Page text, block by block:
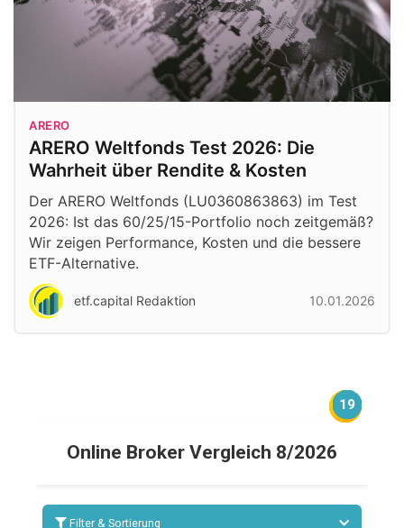
ARERO
ARERO Weltfonds Test 2026: Die
Wahrheit über Rendite & Kosten
Der ARERO Weltfonds (LU0360863863) im Test
2026: Ist das 60/25/15-Portfolio noch zeitgemäß?
Wir zeigen Performance, Kosten und die bessere
ETF-Alternative.
etf.capital Redaktion 10.01.2026